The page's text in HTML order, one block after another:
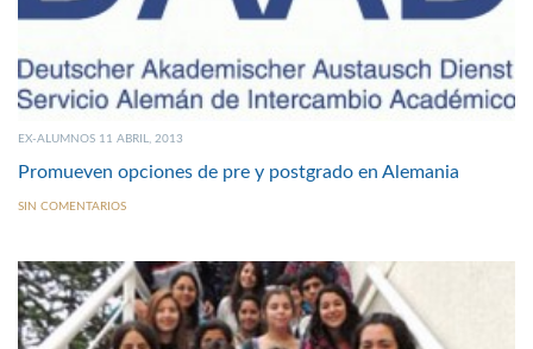
EX-ALUMNOS 11 ABRIL, 2013
Promueven opciones de pre y postgrado en Alemania
SIN COMENTARIOS